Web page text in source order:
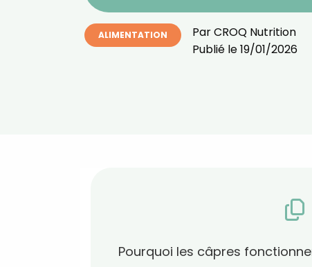
ALIMENTATION ParCROQ Nutrition
Publié le19/01/2026
Pourquoi les câpres